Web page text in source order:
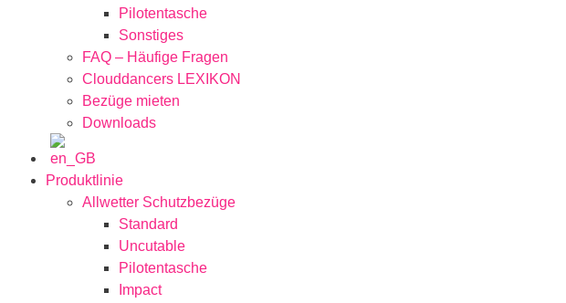
Pilotentasche
Sonstiges
FAQ – Häufige Fragen
Clouddancers LEXIKON
Bezüge mieten
Downloads
Produktlinie
Allwetter Schutzbezüge
Standard
Uncutable
Pilotentasche
Impact